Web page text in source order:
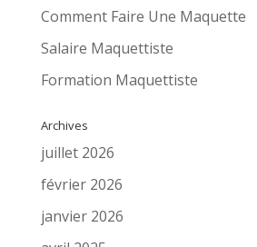
Comment Faire Une Maquette
Salaire Maquettiste
Formation Maquettiste
Archives
juillet 2026
février 2026
janvier 2026